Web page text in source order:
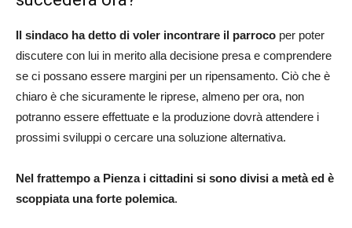
Il sindaco ha detto di voler incontrare il parroco per poter
discutere con lui in merito alla decisione presa e comprendere
se ci possano essere margini per un ripensamento. Ciò che è
chiaro è che sicuramente le riprese, almeno per ora, non
potranno essere effettuate e la produzione dovrà attendere i
prossimi sviluppi o cercare una soluzione alternativa.
Nel frattempo a Pienza i cittadini si sono divisi a metà ed è
scoppiata una forte polemica.